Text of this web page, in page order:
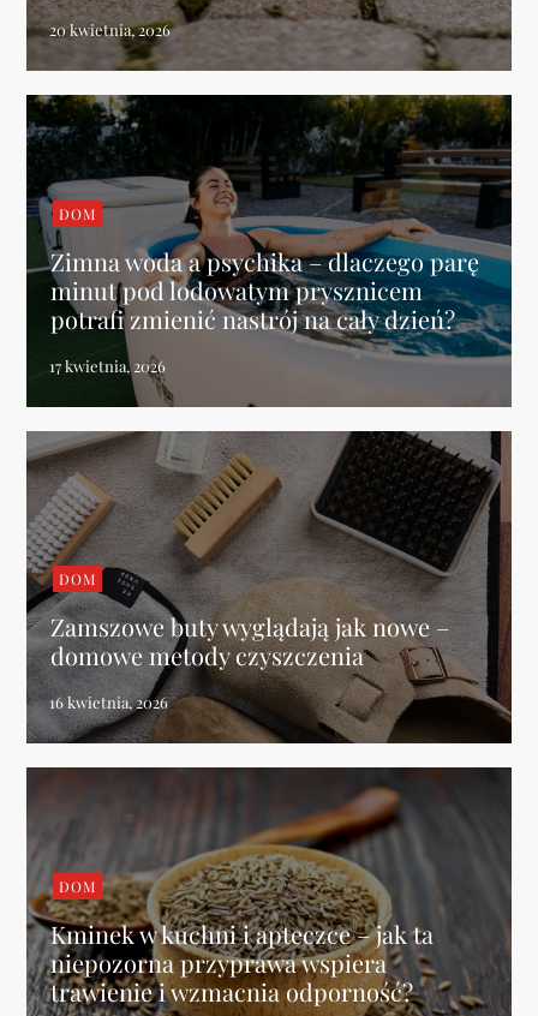
DOM
Zimna woda a psychika – dlaczego parę
minut pod lodowatym prysznicem
potrafi zmienić nastrój na cały dzień?
DOM
Zamszowe buty wyglądają jak nowe –
domowe metody czyszczenia
DOM
Kminek w kuchni i apteczce – jak ta
niepozorna przyprawa wspiera
trawienie i wzmacnia odporność?